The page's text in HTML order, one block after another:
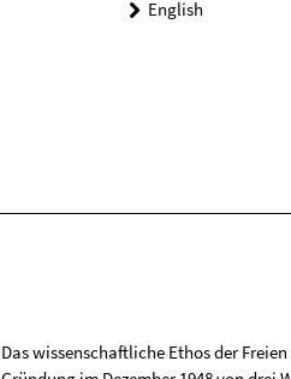
English
Das wissenschaftliche Ethos der